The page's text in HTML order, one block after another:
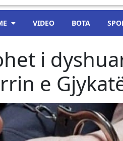
VIDEO BOTA
i
e